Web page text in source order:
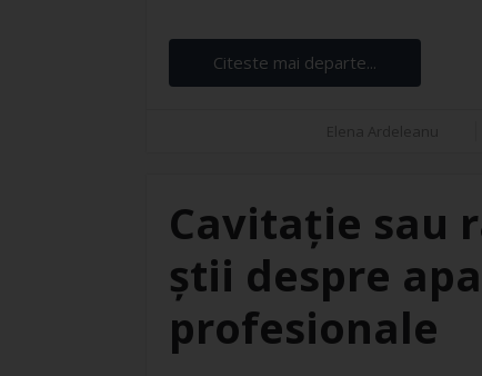
Citeste mai departe...
Cavitație sau
știi despre
profesionale